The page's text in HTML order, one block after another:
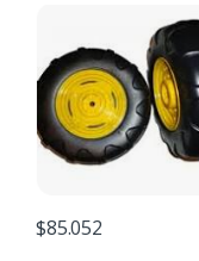
$85.052